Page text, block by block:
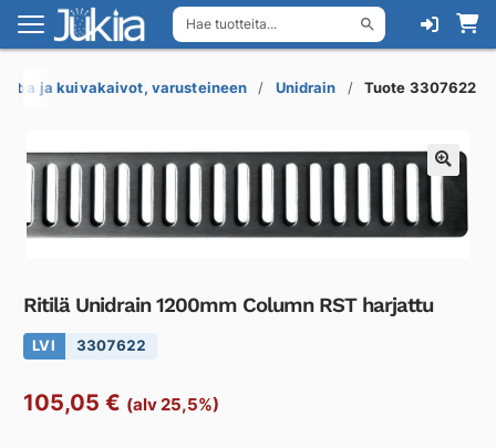
Hae tuotteita...
Siirry
navigointiin
Siirry
sisältöön
ja kuivakaivot, varusteineen Unidrain Tuote 3307622
Ritilä Unidrain 1200mm Column RST harjattu
LVI 3307622
105,05 € (alv 25,5%)